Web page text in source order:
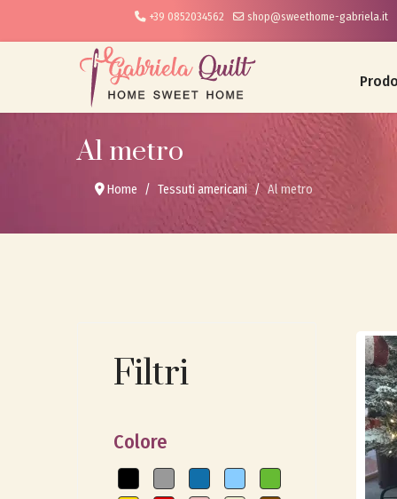
+39 0852034562 shop@sweethome-gabriela.it
Al metro
Home Tessuti americani Al metro
Filtri
Colore